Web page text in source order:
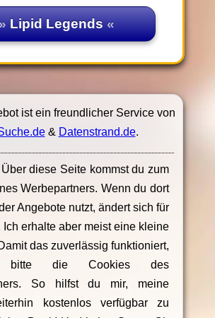
Lipid Legends
ist ein freundlicher Service von
& Datenstrand.de.
diese Seite kommst du zum
Werbepartners. Wenn du dort
Angebote nutzt, ändert sich für
Ich erhalte aber meist eine kleine
das zuverlässig funktioniert,
bitte die Cookies des
So hilfst du mir, meine
kostenlos verfügbar zu